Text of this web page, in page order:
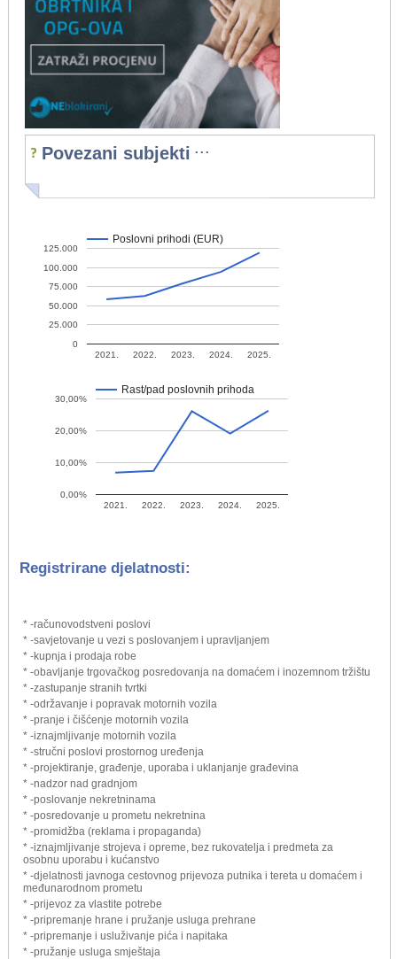
Povezani subjekti ...
Poslovni prihodi (EUR)
2021. 2022. 2023. 2024. 2025.
0
25.000
50.000
75.000
100.000
125.000
Rast/pad poslovnih prihoda
2021. 2022. 2023. 2024. 2025.
0,00%
10,00%
20,00%
30,00%
Registrirane djelatnosti:
* -računovodstveni poslovi
* -savjetovanje u vezi s poslovanjem i upravljanjem
* -kupnja i prodaja robe
* -obavljanje trgovačkog posredovanja na domaćem i inozemnom tržištu
* -zastupanje stranih tvrtki
* -održavanje i popravak motornih vozila
* -pranje i čišćenje motornih vozila
* -iznajmljivanje motornih vozila
* -stručni poslovi prostornog uređenja
* -projektiranje, građenje, uporaba i uklanjanje građevina
* -nadzor nad gradnjom
* -poslovanje nekretninama
* -posredovanje u prometu nekretnina
* -promidžba (reklama i propaganda)
* -iznajmljivanje strojeva i opreme, bez rukovatelja i predmeta za
osobnu uporabu i kućanstvo
* -djelatnosti javnoga cestovnog prijevoza putnika i tereta u domaćem i
međunarodnom prometu
* -prijevoz za vlastite potrebe
* -pripremanje hrane i pružanje usluga prehrane
* -pripremanje i usluživanje pića i napitaka
* -pružanje usluga smještaja